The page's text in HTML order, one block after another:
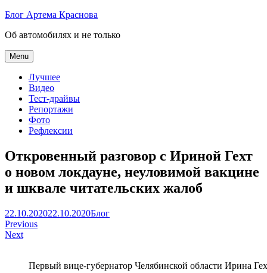
Skip
content
Блог Артема Краснова
Об автомобилях и не только
Menu
Лучшее
Видео
Тест-драйвы
Репортажи
Фото
Рефлексии
Откровенный разговор с Ириной Гехт
о новом локдауне, неуловимой вакцине
и шквале читательских жалоб
Артем
Краснов
22.10.202022.10.2020Блог
Навигация
по
Previous
Next
Первый вице-губернатор Челябинской области Ирина